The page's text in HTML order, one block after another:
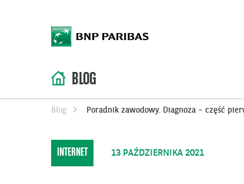
BLOG
Blog Poradnik zawodowy. Diagnoza – część
INTERNET 13 PAŹDZIERNIKA 2021